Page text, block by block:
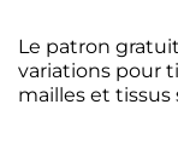
Le patron
variations pour
mailles et tissus